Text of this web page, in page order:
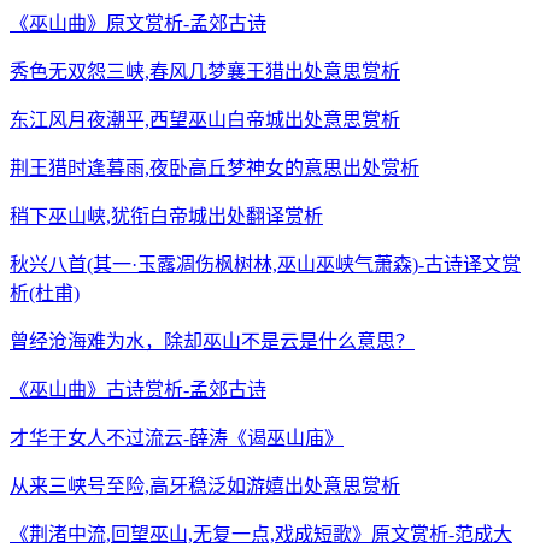
《巫山曲》原文赏析-孟郊古诗
秀色无双怨三峡,春风几梦襄王猎出处意思赏析
东江风月夜潮平,西望巫山白帝城出处意思赏析
荆王猎时逢暮雨,夜卧高丘梦神女的意思出处赏析
稍下巫山峡,犹衔白帝城出处翻译赏析
秋兴八首(其一·玉露凋伤枫树林,巫山巫峡气萧森)-古诗译文赏
析(杜甫)
曾经沧海难为水，除却巫山不是云是什么意思？
《巫山曲》古诗赏析-孟郊古诗
才华于女人不过流云-薛涛《谒巫山庙》
从来三峡号至险,高牙稳泛如游嬉出处意思赏析
《荆渚中流,回望巫山,无复一点,戏成短歌》原文赏析-范成大